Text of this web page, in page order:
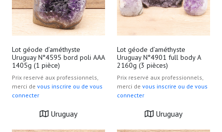
Lot géode d’améthyste
Uruguay N°4595 bord poli AAA
1405g (1 pièce)
Prix reservé aux professionnels,
merci de vous inscrire ou de vous
connecter
Uruguay
Lot géode d’améthyste
Uruguay N°4901 full body A
2160g (3 pièces)
Prix reservé aux professionnels,
merci de vous inscrire ou de vous
connecter
Uruguay